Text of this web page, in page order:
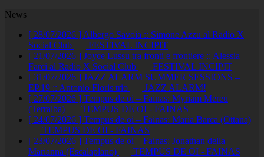
News
[ 28/07/2026 ] Albergo Savoia :: Simone Azzu al Radio X
Social Club
FESTIVAL INCIPIT
[ 21/07/2026 ] Joyce Lussu tra fronti e frontiere :: Alessia
Farci al Radio X Social Club
FESTIVAL INCIPIT
[ 31/07/2026 ] JAZZ ALARM SUMMER SESSIONS –
EP.19 :: Antonio Floris trio
JAZZ ALARM!
[ 27/07/2026 ] Tempus de oi – Fainas: Myriam Mereu
(Terralba)
TEMPUS DE OI - FAINAS
[ 24/07/2026 ] Tempus de oi – Fainas: Maria Barca (Ottana)
TEMPUS DE OI - FAINAS
[ 23/07/2026 ] Tempus de oi – Fainas: Jonathan della
Marianna (Escalaplano)
TEMPUS DE OI - FAINAS